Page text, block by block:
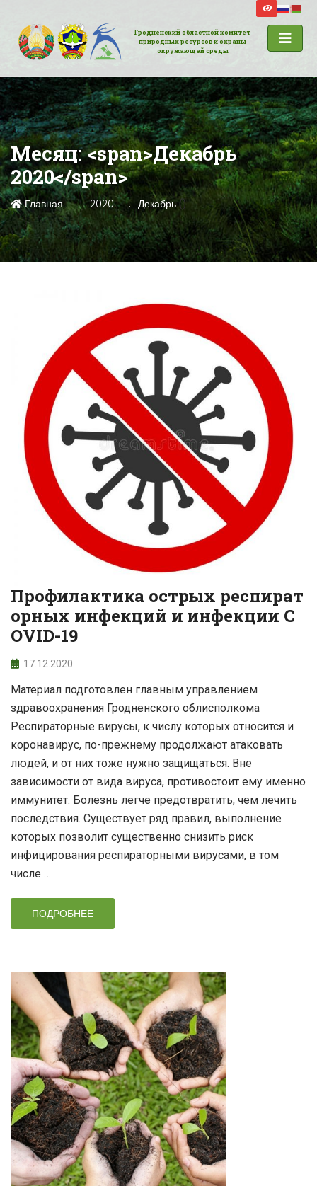
Гродненский областной комитет
природных ресурсов и охраны
окружающей среды
Месяц: <span>Декабрь
2020</span>
Главная 2020 Декабрь()
Профилактика острых респират
орных инфекций и инфекции C
OVID-19
17.12.2020
Материал подготовлен главным управлением
здравоохранения Гродненского облисполкома
Респираторные вирусы, к числу которых относится и
коронавирус, по-прежнему продолжают атаковать
людей, и от них тоже нужно защищаться. Вне
зависимости от вида вируса, противостоит ему именно
иммунитет. Болезнь легче предотвратить, чем лечить
последствия. Существует ряд правил, выполнение
которых позволит существенно снизить риск
инфицирования респираторными вирусами, в том
числе …
ПОДРОБНЕЕ